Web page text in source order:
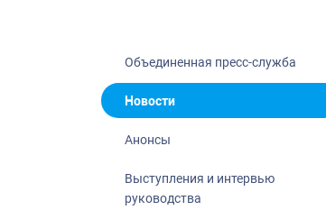
Объединенная пресс-служба
Новости
Анонсы
Выступления и интервью
руководства